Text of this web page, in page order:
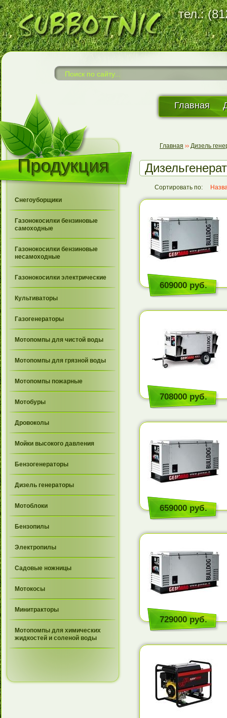
тел.:
Главная
Продукция
Снегоуборщики
Газонокосилки бензиновые
самоходные
Газонокосилки бензиновые
несамоходные
Газонокосилки электрические
Культиваторы
Газогенераторы
Мотопомпы для чистой воды
Мотопомпы для грязной воды
Мотопомпы пожарные
Мотобуры
Дровоколы
Мойки высокого давления
Бензогенераторы
Дизель генераторы
Мотоблоки
Бензопилы
Электропилы
Садовые ножницы
Мотокосы
Минитракторы
Мотопомпы для химических
жидкостей и соленой воды
Главная ›› Дизель
Сортировать по:
609000 руб.
708000 руб.
659000 руб.
729000 руб.